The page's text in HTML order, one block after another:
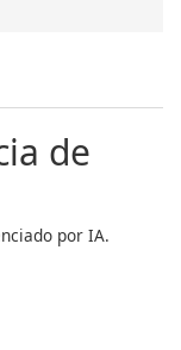
de
por IA.